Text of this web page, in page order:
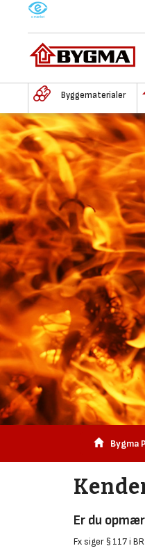
M
Byggematerialer
Bygma
Er du
Fx siger § 117 i